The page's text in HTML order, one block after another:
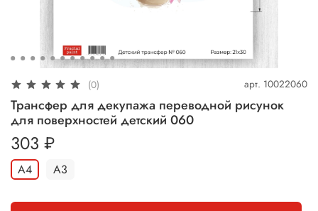
(0) арт. 10022060
Трансфер для декупажа переводной рисунок
для поверхностей детский 060
303 ₽
А4 А3